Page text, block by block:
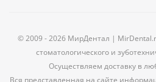
© 2009 - 2026 МирДентал |
стоматологического и
Осуществляем доставку в